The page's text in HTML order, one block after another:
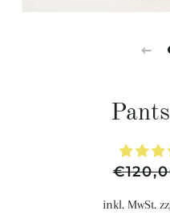
Normaler
inkl. MwSt.